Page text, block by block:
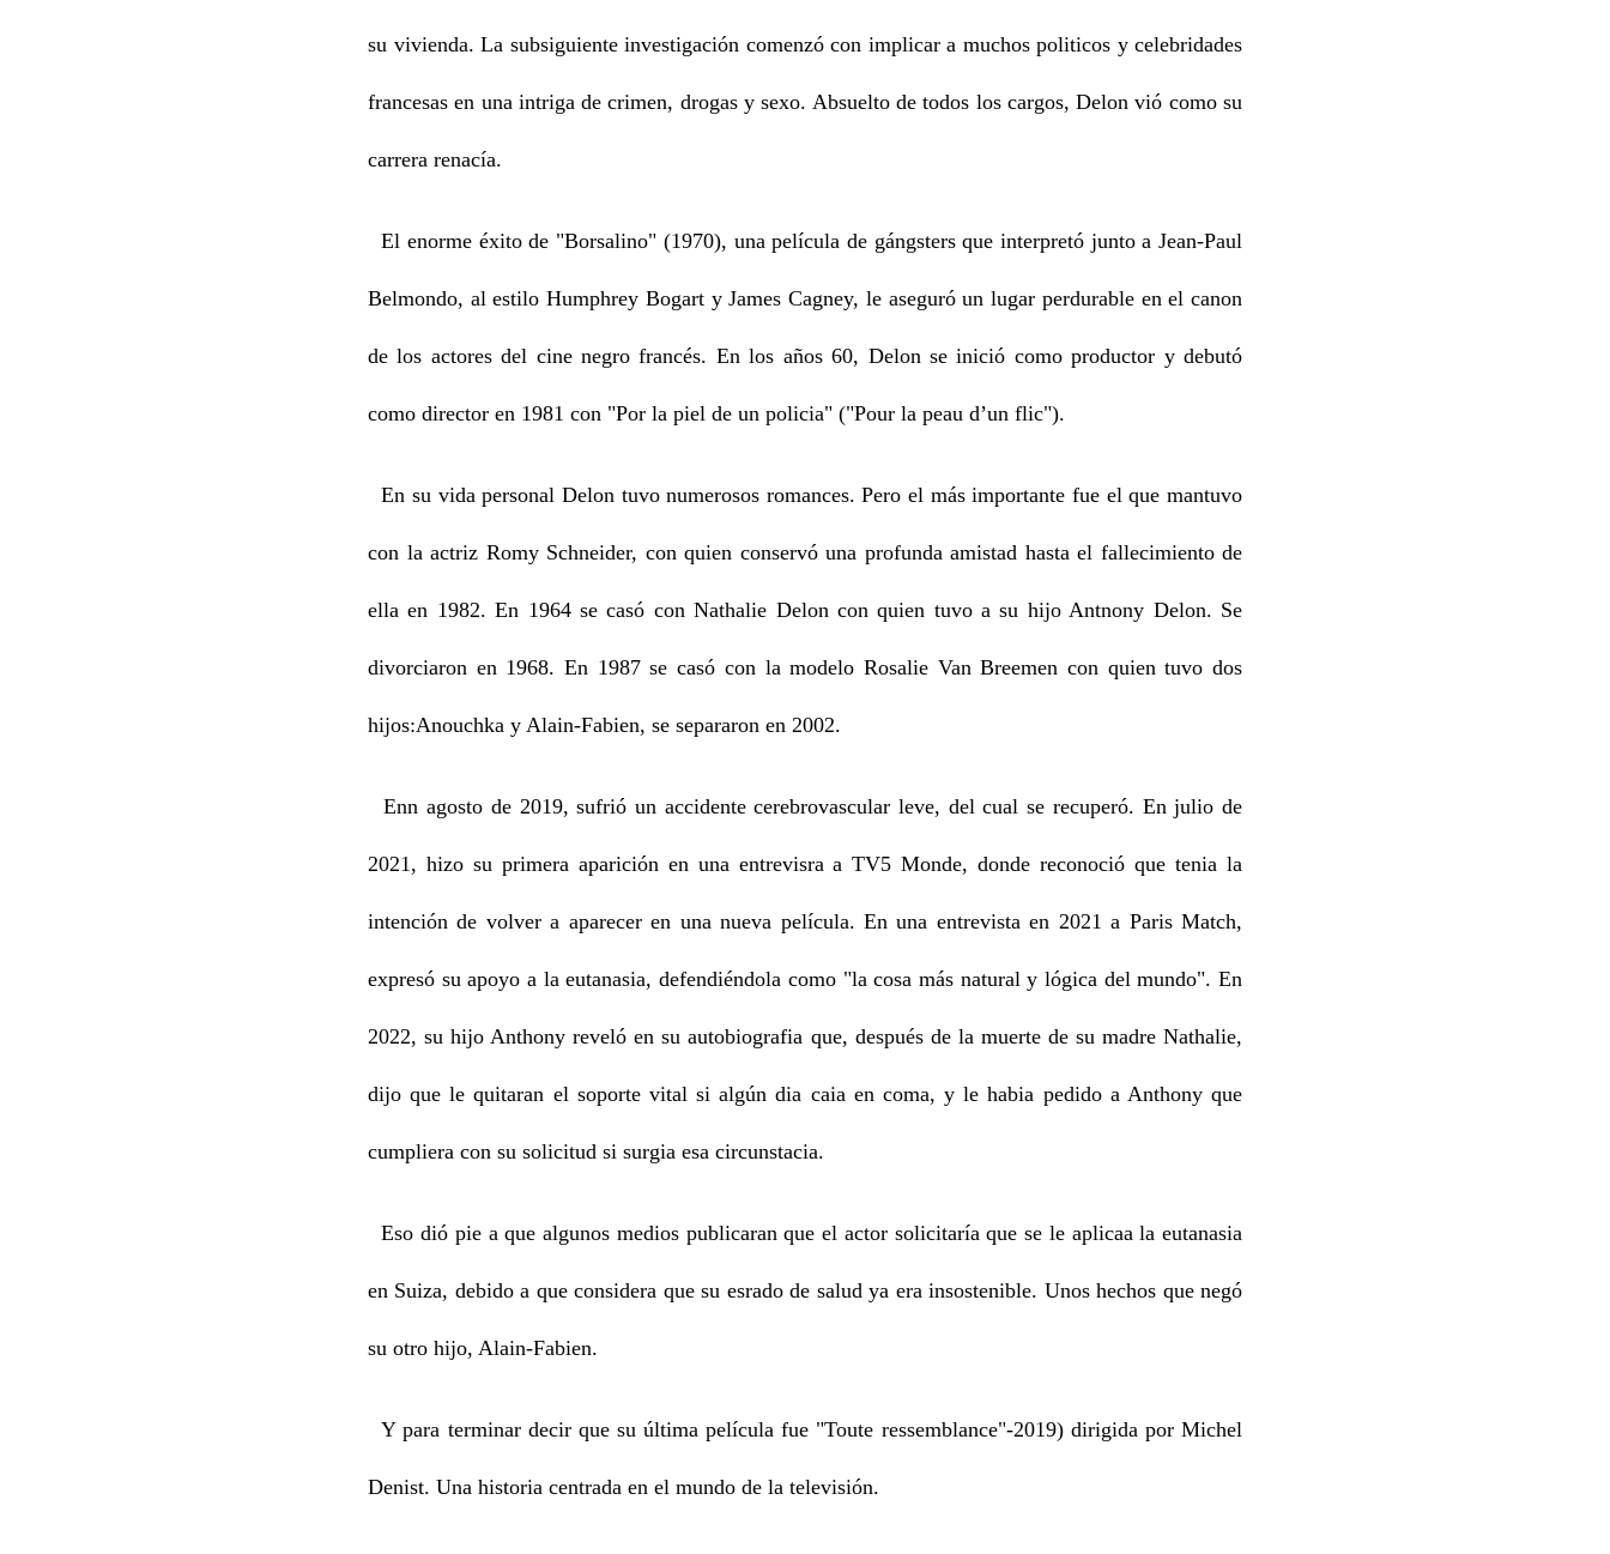
su vivienda. La subsiguiente investigación comenzó con implicar a muchos politicos y celebridades
francesas en una intriga de crimen, drogas y sexo. Absuelto de todos los cargos, Delon vió como su
carrera renacía.
El enorme éxito de "Borsalino" (1970), una película de gángsters que interpretó junto a Jean-Paul
Belmondo, al estilo Humphrey Bogart y James Cagney, le aseguró un lugar perdurable en el canon
de los actores del cine negro francés. En los años 60, Delon se inició como productor y debutó
como director en 1981 con "Por la piel de un policia" ("Pour la peau d’un flic").
En su vida personal Delon tuvo numerosos romances. Pero el más importante fue el que mantuvo
con la actriz Romy Schneider, con quien conservó una profunda amistad hasta el fallecimiento de
ella en 1982. En 1964 se casó con Nathalie Delon con quien tuvo a su hijo Antnony Delon. Se
divorciaron en 1968. En 1987 se casó con la modelo Rosalie Van Breemen con quien tuvo dos
hijos:Anouchka y Alain-Fabien, se separaron en 2002.
Enn agosto de 2019, sufrió un accidente cerebrovascular leve, del cual se recuperó. En julio de
2021, hizo su primera aparición en una entrevisra a TV5 Monde, donde reconoció que tenia la
intención de volver a aparecer en una nueva película. En una entrevista en 2021 a Paris Match,
expresó su apoyo a la eutanasia, defendiéndola como "la cosa más natural y lógica del mundo". En
2022, su hijo Anthony reveló en su autobiografia que, después de la muerte de su madre Nathalie,
dijo que le quitaran el soporte vital si algún dia caia en coma, y le habia pedido a Anthony que
cumpliera con su solicitud si surgia esa circunstacia.
Eso dió pie a que algunos medios publicaran que el actor solicitaría que se le aplicaa la eutanasia
en Suiza, debido a que considera que su esrado de salud ya era insostenible. Unos hechos que negó
su otro hijo, Alain-Fabien.
Y para terminar decir que su última película fue "Toute ressemblance"-2019) dirigida por Michel
Denist. Una historia centrada en el mundo de la televisión.